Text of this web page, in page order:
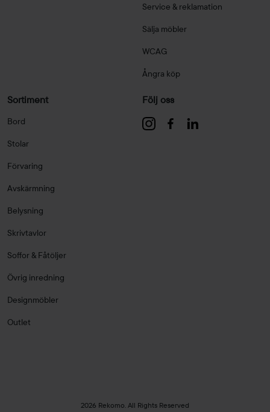
Service & reklamation
Sälja möbler
WCAG
Ångra köp
Sortiment
Bord
Stolar
Förvaring
Avskärmning
Belysning
Skrivtavlor
Soffor & Fåtöljer
Övrig inredning
Designmöbler
Outlet
Följ oss
2026 Rekomo. All Rights Reserved